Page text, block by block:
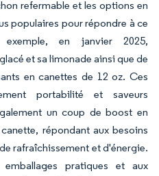
refermable et les options en
populaires pour répondre à ce
en janvier 2025,
et sa limonade ainsi que de
en canettes de 12 oz. Ces
portabilité et saveurs
un coup de boost en
répondant aux besoins
rafraîchissement et d'énergie.
pratiques et aux